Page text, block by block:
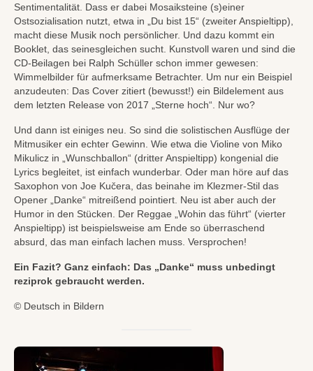
Sentimentalität. Dass er dabei Mosaiksteine (s)einer
Ostsozialisation nutzt, etwa in „Du bist 15“ (zweiter Anspieltipp),
macht diese Musik noch persönlicher. Und dazu kommt ein
Booklet, das seinesgleichen sucht. Kunstvoll waren und sind die
CD-Beilagen bei Ralph Schüller schon immer gewesen:
Wimmelbilder für aufmerksame Betrachter. Um nur ein Beispiel
anzudeuten: Das Cover zitiert (bewusst!) ein Bildelement aus
dem letzten Release von 2017 „Sterne hoch“. Nur wo?
Und dann ist einiges neu. So sind die solistischen Ausflüge der
Mitmusiker ein echter Gewinn. Wie etwa die Violine von Miko
Mikulicz in „Wunschballon“ (dritter Anspieltipp) kongenial die
Lyrics begleitet, ist einfach wunderbar. Oder man höre auf das
Saxophon von Joe Kučera, das beinahe im Klezmer-Stil das
Opener „Danke“ mitreißend pointiert. Neu ist aber auch der
Humor in den Stücken. Der Reggae „Wohin das führt“ (vierter
Anspieltipp) ist beispielsweise am Ende so überraschend
absurd, das man einfach lachen muss. Versprochen!
Ein Fazit? Ganz einfach: Das „Danke“ muss unbedingt
reziprok gebraucht werden.
© Deutsch in Bildern